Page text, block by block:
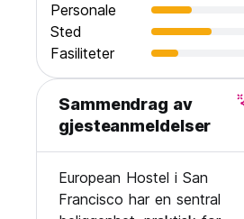
Personale
Sted
Fasiliteter
Sammendrag av
gjesteanmeldelser
European Hostel i San
Francisco har en sentral